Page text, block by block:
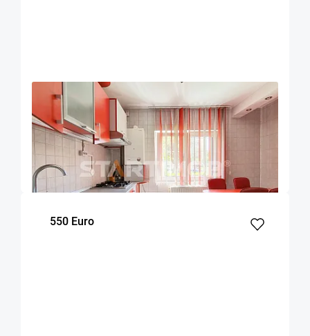
OFERTA NOUA COMISION 50%
Garsoniera mobilata str Carpatilor zona
Judetean
Brasov
m²
Parter
Etaj
550 Euro